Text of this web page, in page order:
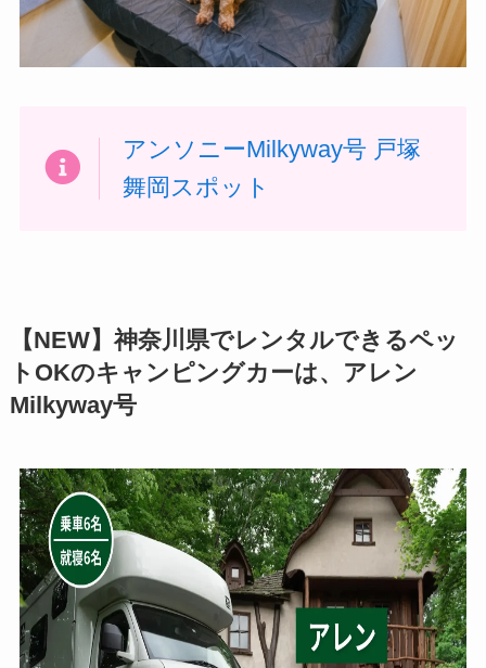
アンソニーMilkyway号 戸塚
舞岡スポット
【NEW】神奈川県でレンタルできるペッ
トOKのキャンピングカーは、アレン
Milkyway号